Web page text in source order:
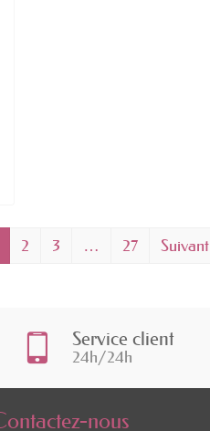
2 3 … 27 Suivant
Service client
24h/24h
nous